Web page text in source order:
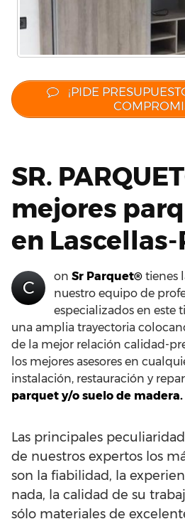
¡PIDE
SR.
mejores
en
C
on Sr Parquet® tienes
nuestro equipo de
especializados en este
una amplia trayectoria
de la mejor relación calidad-
los mejores asesores en
instalación, restauración y
parquet y/o suelo de madera.
Las principales
de nuestros expertos los
son la fiabilidad, la
nada, la calidad de su
sólo materiales de